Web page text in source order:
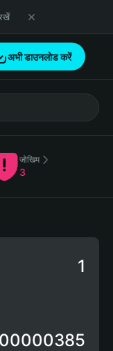
रखें
अभी डाउनलोड करें
जोखिम
3